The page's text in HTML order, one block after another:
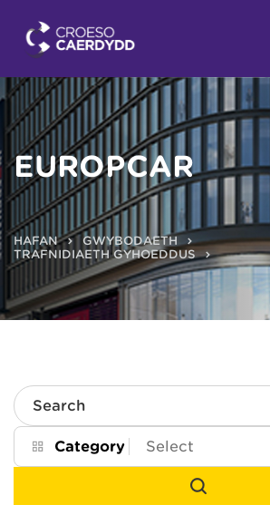
EUROPCAR
HAFAN
GWYBODAETH
TRAFNIDIAETH GYHOEDDUS
Search
Category